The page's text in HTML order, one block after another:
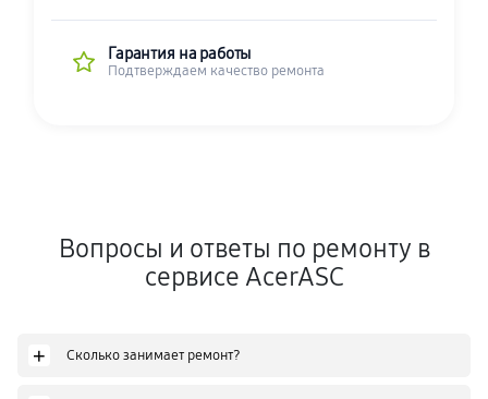
Гарантия на работы
Подтверждаем качество ремонта
Вопросы и ответы по ремонту в
сервисе AcerASC
+ Сколько занимает ремонт?